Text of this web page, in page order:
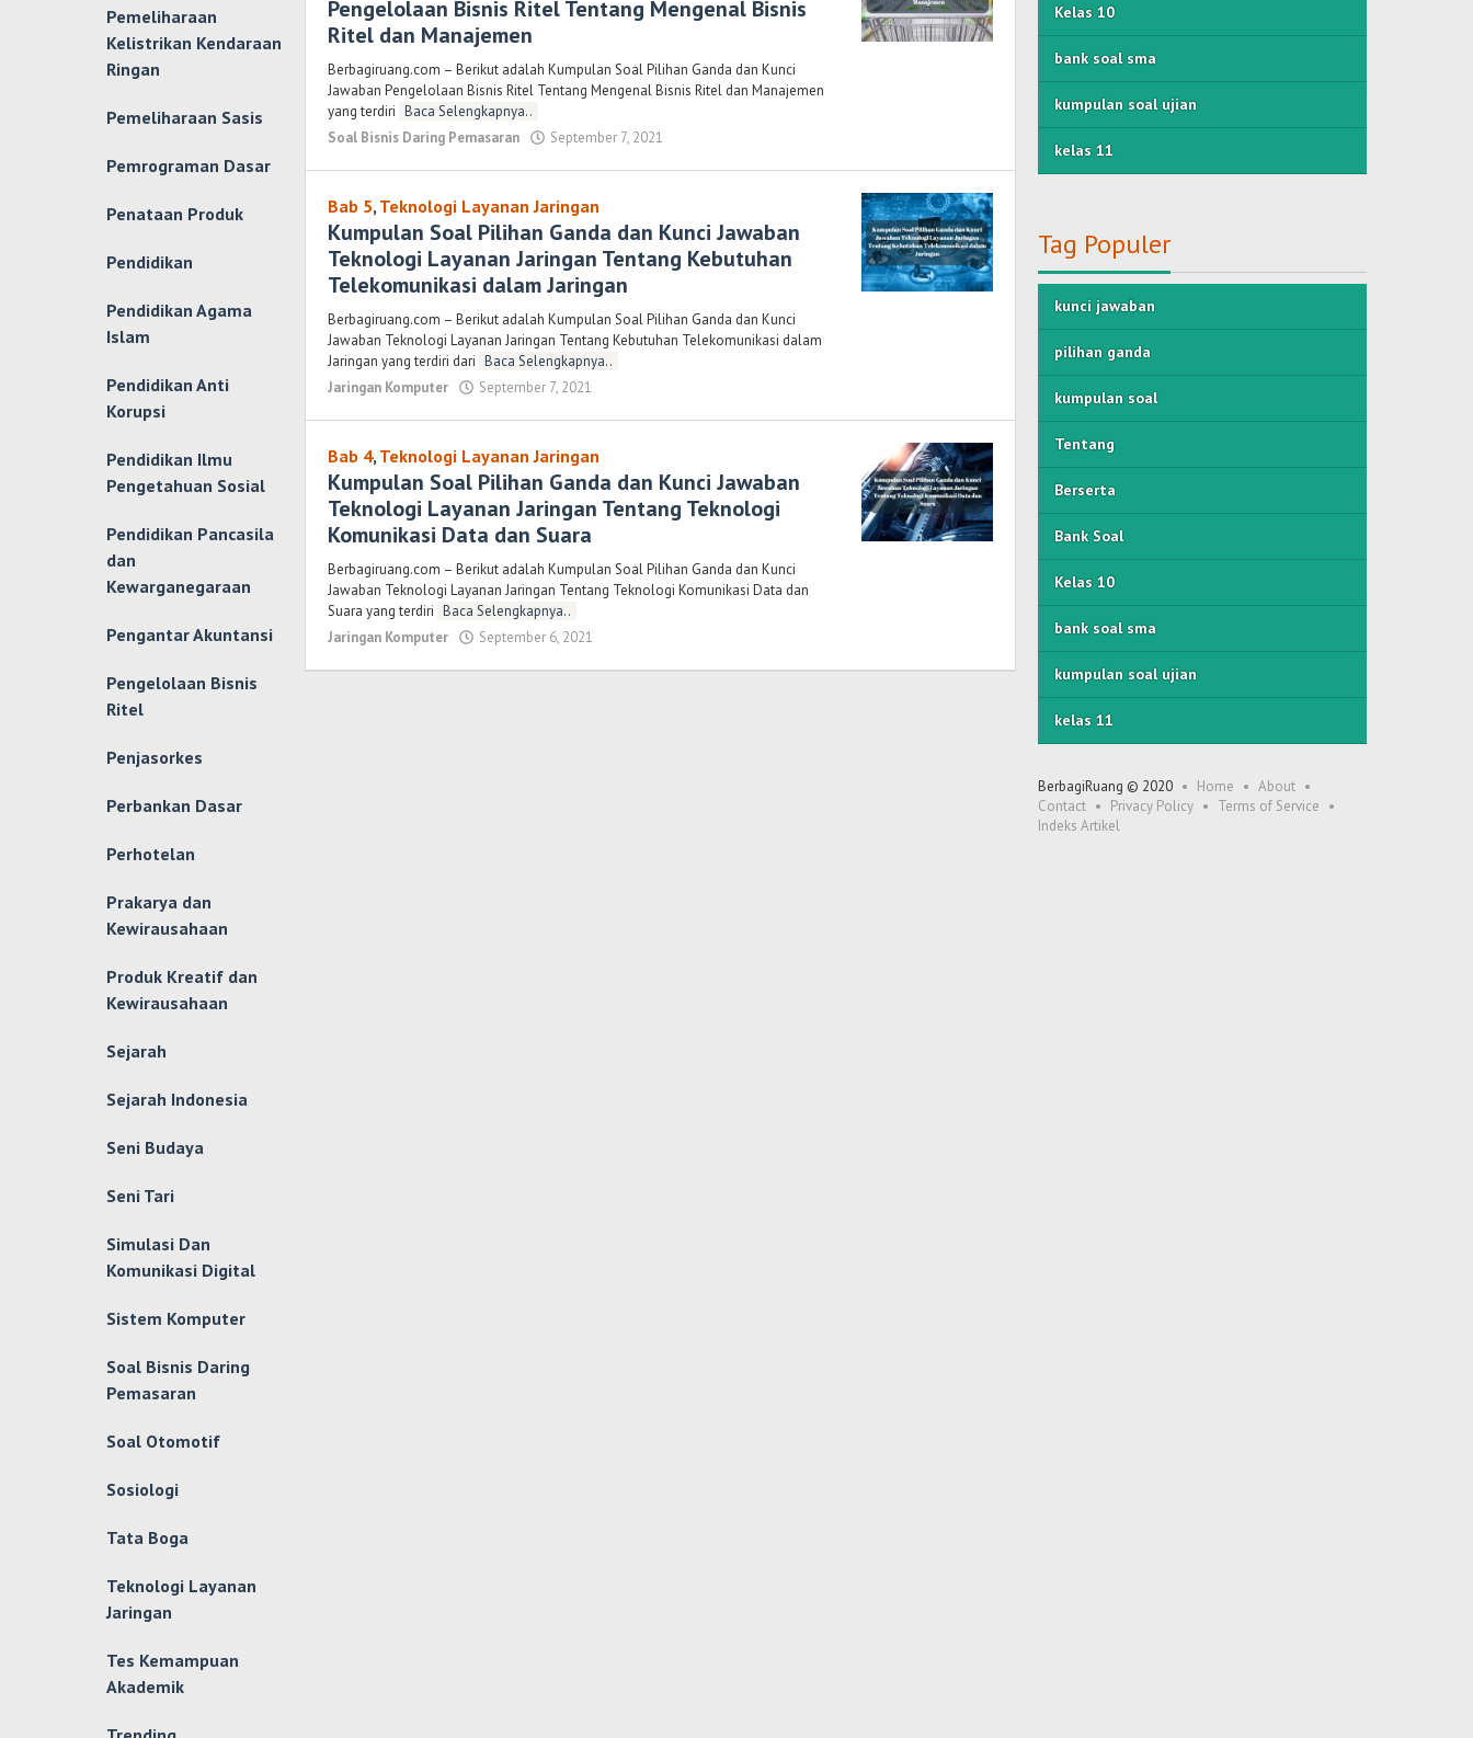
Pemeliharaan
Kelistrikan Kendaraan
Ringan
Pemeliharaan Sasis
Pemrograman Dasar
Penataan Produk
Pendidikan
Pendidikan Agama
Islam
Pendidikan Anti
Korupsi
Pendidikan Ilmu
Pengetahuan Sosial
Pendidikan Pancasila
dan
Kewarganegaraan
Pengantar Akuntansi
Pengelolaan Bisnis
Ritel
Penjasorkes
Perbankan Dasar
Perhotelan
Prakarya dan
Kewirausahaan
Produk Kreatif dan
Kewirausahaan
Sejarah
Sejarah Indonesia
Seni Budaya
Seni Tari
Simulasi Dan
Komunikasi Digital
Sistem Komputer
Soal Bisnis Daring
Pemasaran
Soal Otomotif
Sosiologi
Tata Boga
Teknologi Layanan
Jaringan
Tes Kemampuan
Akademik
Pengelolaan Bisnis Ritel Tentang Mengenal Bisnis
Ritel dan Manajemen
Berbagiruang.com – Berikut adalah Kumpulan Soal Pilihan Ganda dan Kunci
Jawaban Pengelolaan Bisnis Ritel Tentang Mengenal Bisnis Ritel dan Manajemen
yang terdiri Baca Selengkapnya..
Soal Bisnis Daring Pemasaran
September 7, 2021
Bab 5, Teknologi Layanan Jaringan
Kumpulan Soal Pilihan Ganda dan Kunci Jawaban
Teknologi Layanan Jaringan Tentang Kebutuhan
Telekomunikasi dalam Jaringan
Berbagiruang.com – Berikut adalah Kumpulan Soal Pilihan Ganda dan Kunci
Jawaban Teknologi Layanan Jaringan Tentang Kebutuhan Telekomunikasi dalam
Jaringan yang terdiri dari Baca Selengkapnya..
Jaringan Komputer
September 7, 2021
Bab 4, Teknologi Layanan Jaringan
Kumpulan Soal Pilihan Ganda dan Kunci Jawaban
Teknologi Layanan Jaringan Tentang Teknologi
Komunikasi Data dan Suara
Berbagiruang.com – Berikut adalah Kumpulan Soal Pilihan Ganda dan Kunci
Jawaban Teknologi Layanan Jaringan Tentang Teknologi Komunikasi Data dan
Suara yang terdiri Baca Selengkapnya..
Jaringan Komputer
September 6, 2021
Kelas 10
bank soal sma
kumpulan soal ujian
kelas 11
Tag Populer
kunci jawaban
pilihan ganda
kumpulan soal
Tentang
Berserta
Bank Soal
Kelas 10
bank soal sma
kumpulan soal ujian
kelas 11
BerbagiRuang © 2020 Home
About
Contact
Privacy Policy
Terms of Service
Indeks Artikel